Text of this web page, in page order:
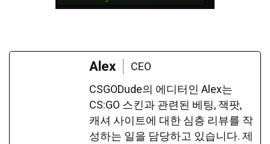
Alex
CEO
CSGODude의 에디터인 Alex는
CS:GO 스킨과 관련된 베팅, 잭팟,
캐셔 사이트에 대한 심층 리뷰를 작
성하는 일을 담당하고 있습니다. 제